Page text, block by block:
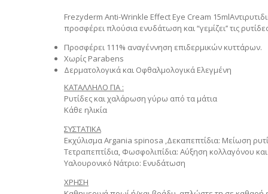
Frezyderm Anti-Wrinkle Effect Eye Cream 15ml
προσφέρει πλούσια ενυδάτωση και “γεμίζει’’ τις
Προσφέρει 111% αναγέννηση επιδερμικών κυττάρων.
Χωρίς Parabens
Δερματολογικά και Οφθαλμολογικά Ελεγμένη
ΚΑΤΑΛΛΗΛΟ ΓΙΑ :
Ρυτίδες και χαλάρωση γύρω από τα μάτια
Κάθε ηλικία
ΣΥΣΤΑΤΙΚΑ
Εκχύλισμα Argania spinosa ,Δεκαπεπτίδια: Μείωση
Τετραπεπτίδια, Φωσφολιπίδια: Αύξηση κολλαγόνου και
Υαλουρονικό Νάτριο: Ενυδάτωση
ΧΡΗΣΗ